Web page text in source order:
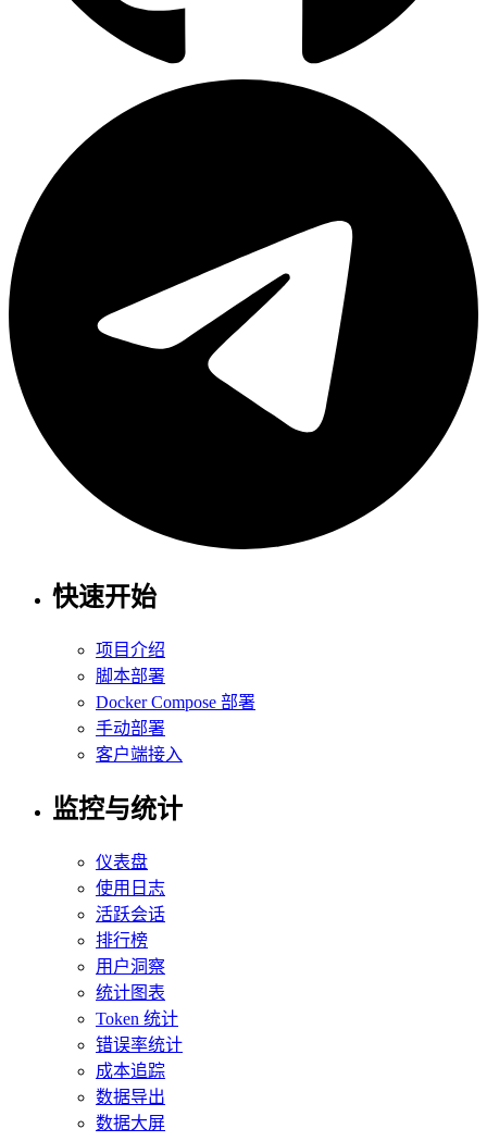
快速开始
项目介绍
脚本部署
Docker Compose 部署
手动部署
客户端接入
监控与统计
仪表盘
使用日志
活跃会话
排行榜
用户洞察
统计图表
Token 统计
错误率统计
成本追踪
数据导出
数据大屏